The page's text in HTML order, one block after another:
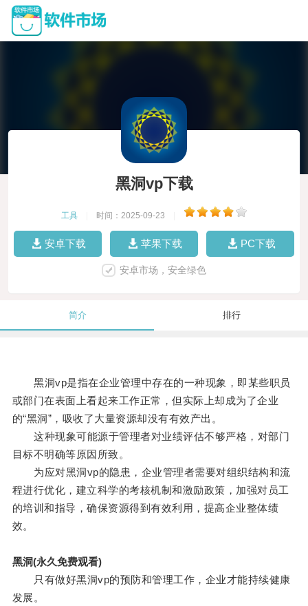
黑洞vp下载
工具 时间：2025-09-23
安卓下载 苹果下载 PC下载
安卓市场，安全绿色
简介 排行
黑洞vp是指在企业管理中存在的一种现象，即某些职员
或部门在表面上看起来工作正常，但实际上却成为了企业
的“黑洞”，吸收了大量资源却没有有效产出。
这种现象可能源于管理者对业绩评估不够严格，对部门
目标不明确等原因所致。
为应对黑洞vp的隐患，企业管理者需要对组织结构和流
程进行优化，建立科学的考核机制和激励政策，加强对员工
的培训和指导，确保资源得到有效利用，提高企业整体绩
效。
黑洞(永久免费观看)
只有做好黑洞vp的预防和管理工作，企业才能持续健康
发展。